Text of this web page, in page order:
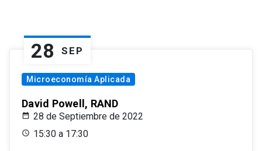
28 SEP
Microeconomía Aplicada
David Powell, RAND
28 de Septiembre de 2022
15:30 a 17:30